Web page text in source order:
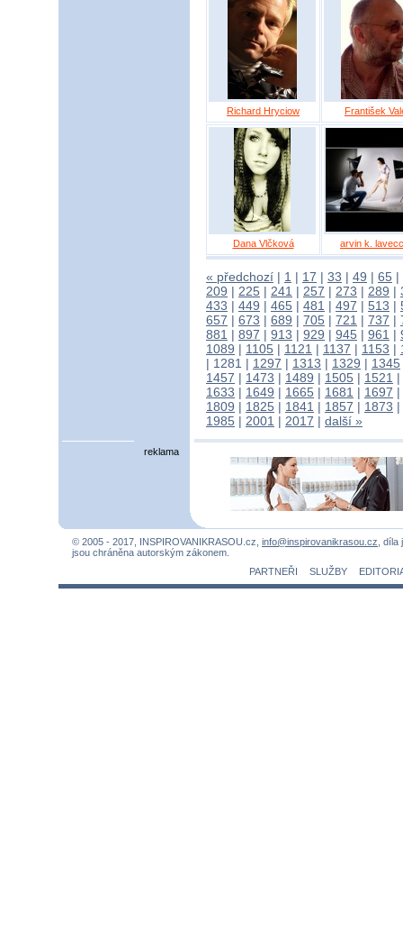
Richard Hryciow František
Dana Vlčková arvin k.
« předchozí | 1 | 17 | 33 | 49 | 65 |
209 | 225 | 241 | 257 | 273 | 289 |
433 | 449 | 465 | 481 | 497 | 513 |
657 | 673 | 689 | 705 | 721 | 737 |
881 | 897 | 913 | 929 | 945 | 961 |
1089 | 1105 | 1121 | 1137 | 1153 |
| 1281 | 1297 | 1313 | 1329 | 1345
1457 | 1473 | 1489 | 1505 | 1521 |
1633 | 1649 | 1665 | 1681 | 1697 |
1809 | 1825 | 1841 | 1857 | 1873 |
1985 | 2001 | 2017 | další »
reklama
© 2005 - 2017, INSPIROVANIKRASOU.cz, info@inspirovanikrasou.cz, díla
jsou chráněna autorským zákonem.
PARTNEŘI
SLUŽBY